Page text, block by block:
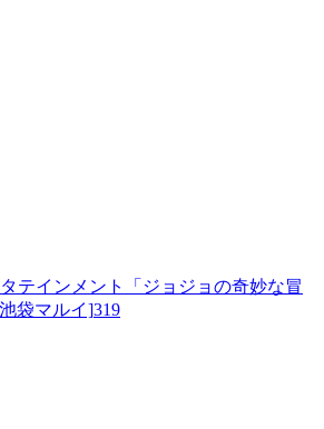
テインメント「ジョジョの奇妙な冒
袋マルイ]319